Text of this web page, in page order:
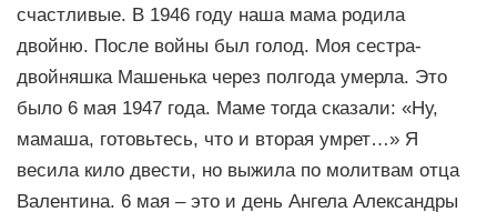
счастливые. В 1946 году наша мама родила
двойню. После войны был голод. Моя сестра-
двойняшка Машенька через полгода умерла. Это
было 6 мая 1947 года. Маме тогда сказали: «Ну,
мамаша, готовьтесь, что и вторая умрет…» Я
весила кило двести, но выжила по молитвам отца
Валентина. 6 мая – это и день Ангела Александры